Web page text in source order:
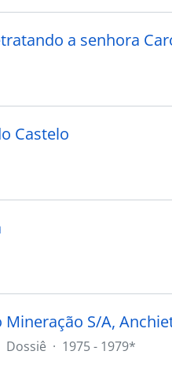
Castelo
Mineração S/A,
Dossiê · 1975 - 1979*